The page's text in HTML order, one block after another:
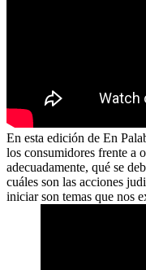
En esta edición de En
los consumidores frente a
adecuadamente, qué se
cuáles son las acciones
iniciar son temas que nos